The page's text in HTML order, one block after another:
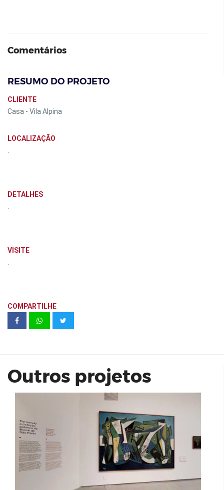
Comentários
RESUMO DO PROJETO
CLIENTE
Casa - Vila Alpina
LOCALIZAÇÃO
DETALHES
VISITE
COMPARTILHE
Outros projetos
MAM 70: MAM e MAC USP Sala Paulo
Infinity Bela Vista, Osasco / SP